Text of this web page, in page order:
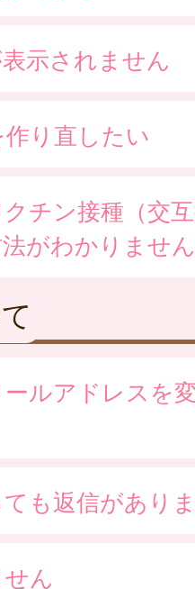
示されません
り直したい
チン接種（交
がわかりません
ルアドレスを
も返信があり
ん